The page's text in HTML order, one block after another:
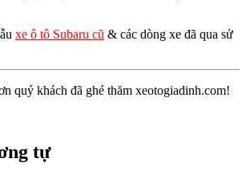
xe ô tô Subaru cũ & các dòng xe đã qua sử
quý khách đã ghé thăm xeotogiadinh.com!
tự